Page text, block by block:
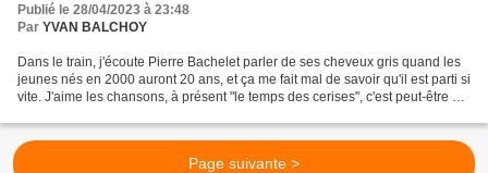
Publié le 28/04/2023 à 23:48
Par YVAN BALCHOY
Dans le train, j'écoute Pierre Bachelet parler de ses cheveux gris quand les
jeunes nés en 2000 auront 20 ans, et ça me fait mal de savoir qu'il est parti si
vite. J'aime les chansons, à présent "le temps des cerises", c'est peut-être un
Page suivante >